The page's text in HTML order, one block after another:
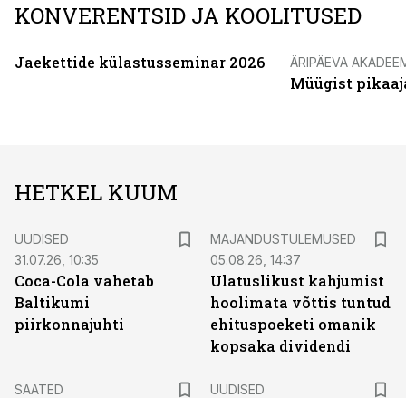
KONVERENTSID JA KOOLITUSED
Jaekettide külastusseminar 2026 ÄRIPÄEVA
Müügist
HETKEL KUUM
UUDISED
31.07.26, 10:35
Coca-Cola vahetab
Baltikumi
piirkonnajuhti
MAJANDUSTULEMUSED
05.08.26, 14:37
Ulatuslikust kahjumist
hoolimata võttis tuntud
ehituspoeketi omanik
kopsaka dividendi
SAATED
UUDISED